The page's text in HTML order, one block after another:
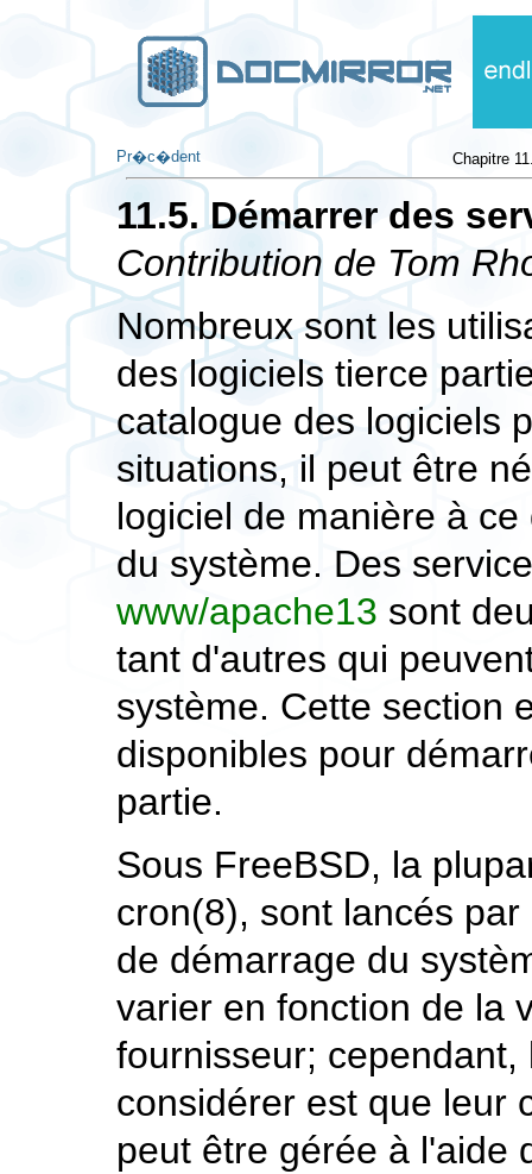
Pr�c�dent Chapitre
11.5. Démarrer des
Contribution de Tom
Nombreux sont les
des logiciels tierce
catalogue des logiciels
situations, il peut être
logiciel de manière à
du système. Des
www/apache13 sont
tant d'autres qui
système. Cette section
disponibles pour
partie.
Sous FreeBSD, la
cron(8), sont lancés
de démarrage du
varier en fonction de la
fournisseur;
considérer est que leur
peut être gérée à l'aide